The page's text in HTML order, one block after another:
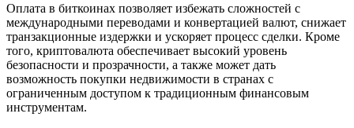
Оплата в биткоинах позволяет избежать сложностей с
международными переводами и конвертацией валют, снижает
транзакционные издержки и ускоряет процесс сделки. Кроме
того, криптовалюта обеспечивает высокий уровень
безопасности и прозрачности, а также может дать
возможность покупки недвижимости в странах с
ограниченным доступом к традиционным финансовым
инструментам.